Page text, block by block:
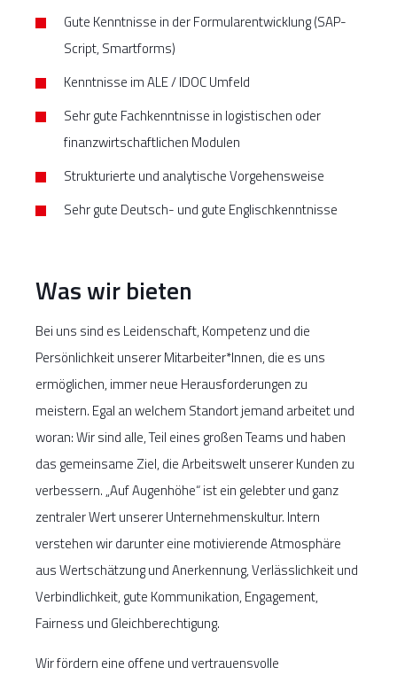
Gute Kenntnisse in der Formularentwicklung (SAP-
Script, Smartforms)
Kenntnisse im ALE / IDOC Umfeld
Sehr gute Fachkenntnisse in logistischen oder
finanzwirtschaftlichen Modulen
Strukturierte und analytische Vorgehensweise
Sehr gute Deutsch- und gute Englischkenntnisse
Was wir bieten
Bei uns sind es Leidenschaft, Kompetenz und die
Persönlichkeit unserer Mitarbeiter*Innen, die es uns
ermöglichen, immer neue Herausforderungen zu
meistern. Egal an welchem Standort jemand arbeitet und
woran: Wir sind alle, Teil eines großen Teams und haben
das gemeinsame Ziel, die Arbeitswelt unserer Kunden zu
verbessern. „Auf Augenhöhe“ ist ein gelebter und ganz
zentraler Wert unserer Unternehmenskultur. Intern
verstehen wir darunter eine motivierende Atmosphäre
aus Wertschätzung und Anerkennung, Verlässlichkeit und
Verbindlichkeit, gute Kommunikation, Engagement,
Fairness und Gleichberechtigung.
Wir fördern eine offene und vertrauensvolle